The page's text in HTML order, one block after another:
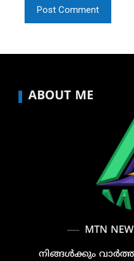
ABOUT ME
MTN
നിങ്ങൾക്കും